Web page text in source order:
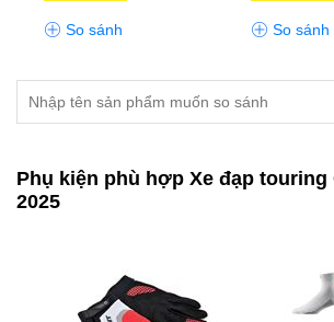
So sánh So sánh
Phụ kiện phù hợp Xe đạp touring
2025